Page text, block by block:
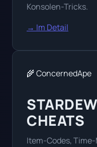
Konsolen-Tricks.
→ Im Detail
🌾 ConcernedApe
CHEATS
Item-Codes,